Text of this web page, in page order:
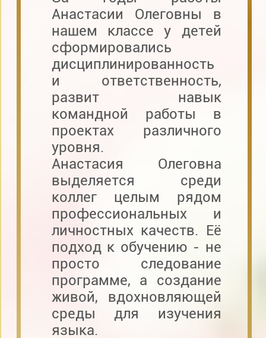
Анастасии Олеговны в
нашем классе у детей
сформировались
дисциплинированность
и ответственность,
развит навык
командной работы в
проектах различного
уровня.
Анастасия Олеговна
выделяется среди
коллег целым рядом
профессиональных и
личностных качеств. Её
подход к обучению - не
просто следование
программе, а создание
живой, вдохновляющей
среды для изучения
языка.